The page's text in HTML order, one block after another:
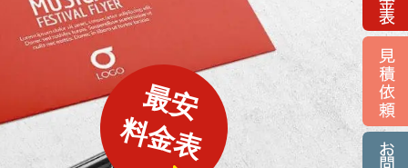
最安
料金表